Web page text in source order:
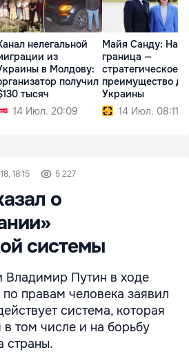
нелегальной
из
в Молдову:
получил
тысяч
14 Июл. 20:09
Майя Санду:
граница —
стратегическое
преимущество
Украины
14 Июл. 08:11
18:15 5 227
о
системы
Владимир Путин в ходе
правам человека заявил
система, которая
в том числе и на борьбу
страны.